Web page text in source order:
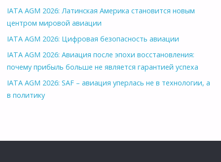
IATA AGM 2026: Латинская Америка становится новым
центром мировой авиации
IATA AGM 2026: Цифровая безопасность авиации
IATA AGM 2026: Авиация после эпохи восстановления:
почему прибыль больше не является гарантией успеха
IATA AGM 2026: SAF – авиация уперлась не в технологии, а
в политику